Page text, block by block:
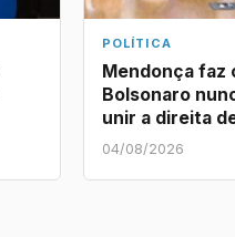
POLÍTICA
Mendonça faz
Bolsonaro
unir a direita
04/08/2026